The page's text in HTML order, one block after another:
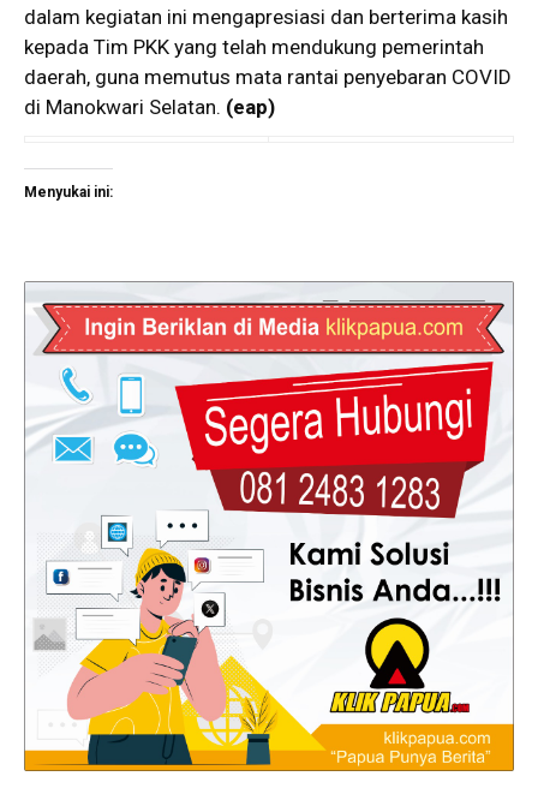
dalam kegiatan ini mengapresiasi dan berterima kasih
kepada Tim PKK yang telah mendukung pemerintah
daerah, guna memutus mata rantai penyebaran COVID
di Manokwari Selatan. (eap)
Menyukai ini: